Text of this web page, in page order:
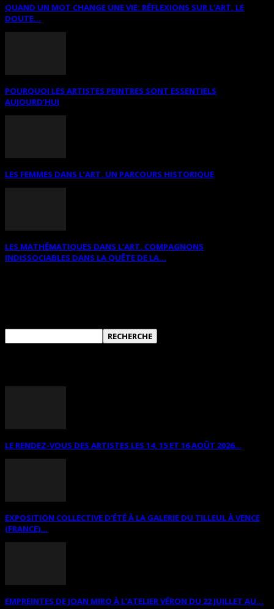
QUAND UN MOT CHANGE UNE VIE: RÉFLEXIONS SUR L’ART, LE
DOUTE...
POURQUOI LES ARTISTES PEINTRES SONT ESSENTIELS
AUJOURD’HUI
LES FEMMES DANS L’ART. UN PARCOURS HISTORIQUE
LES MATHÉMATIQUES DANS L’ART. COMPAGNONS
INDISSOCIABLES DANS LA QUÊTE DE LA...
LE RENDEZ-VOUS DES ARTISTES LES 14, 15 ET 16 AOÛT 2026...
EXPOSITION COLLECTIVE D’ÉTÉ À LA GALERIE DU TILLEUL À VENCE
(FRANCE)...
EMPREINTES DE JOAN MIRO À L’ATELIER VÉRON DU 22 JUILLET AU...